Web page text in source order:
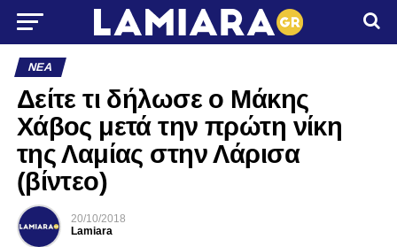
ΝΈΑ
Δείτε τι δήλωσε ο Μάκης
Χάβος μετά την πρώτη νίκη
της Λαμίας στην Λάρισα
(βίντεο)
20/10/2018
Lamiara